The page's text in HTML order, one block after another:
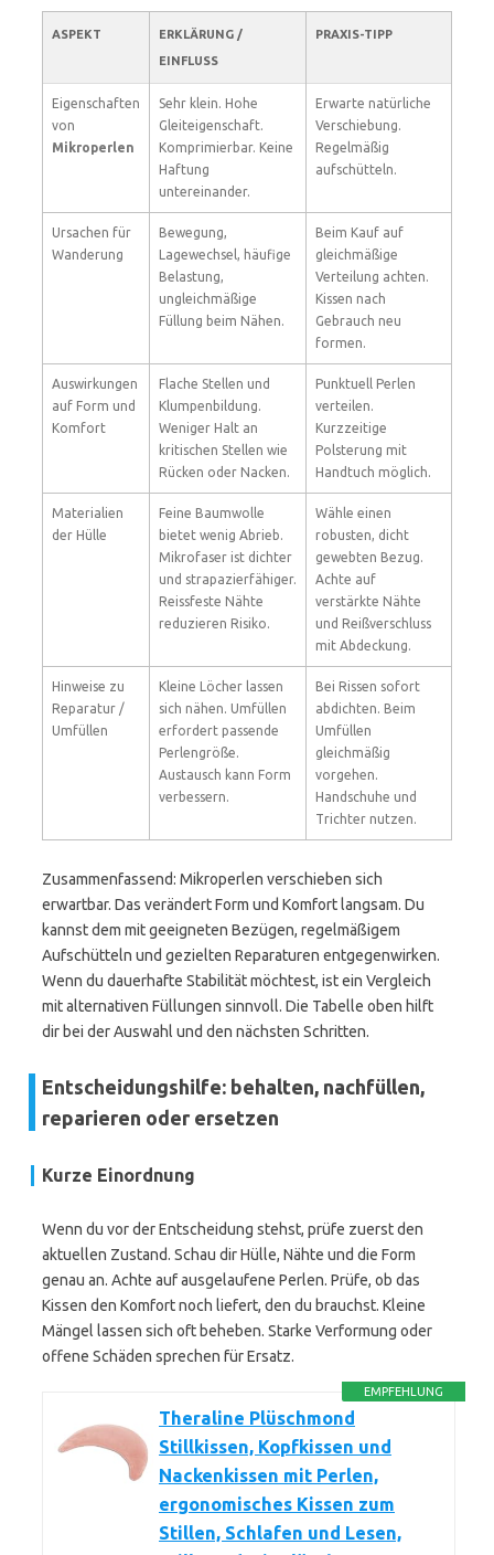
ASPEKT
ERKLÄRUNG /
EINFLUSS
PRAXIS-TIPP
Eigenschaften
von
Mikroperlen
Sehr klein. Hohe
Gleiteigenschaft.
Komprimierbar. Keine
Haftung
untereinander.
Erwarte natürliche
Verschiebung.
Regelmäßig
aufschütteln.
Ursachen für
Wanderung
Bewegung,
Lagewechsel, häufige
Belastung,
ungleichmäßige
Füllung beim Nähen.
Beim Kauf auf
gleichmäßige
Verteilung achten.
Kissen nach
Gebrauch neu
formen.
Auswirkungen
auf Form und
Komfort
Flache Stellen und
Klumpenbildung.
Weniger Halt an
kritischen Stellen wie
Rücken oder Nacken.
Punktuell Perlen
verteilen.
Kurzzeitige
Polsterung mit
Handtuch möglich.
Materialien
der Hülle
Feine Baumwolle
bietet wenig Abrieb.
Mikrofaser ist dichter
und strapazierfähiger.
Reissfeste Nähte
reduzieren Risiko.
Wähle einen
robusten, dicht
gewebten Bezug.
Achte auf
verstärkte Nähte
und Reißverschluss
mit Abdeckung.
Hinweise zu
Reparatur /
Umfüllen
Kleine Löcher lassen
sich nähen. Umfüllen
erfordert passende
Perlengröße.
Austausch kann Form
verbessern.
Bei Rissen sofort
abdichten. Beim
Umfüllen
gleichmäßig
vorgehen.
Handschuhe und
Trichter nutzen.
Zusammenfassend: Mikroperlen verschieben sich
erwartbar. Das verändert Form und Komfort langsam. Du
kannst dem mit geeigneten Bezügen, regelmäßigem
Aufschütteln und gezielten Reparaturen entgegenwirken.
Wenn du dauerhafte Stabilität möchtest, ist ein Vergleich
mit alternativen Füllungen sinnvoll. Die Tabelle oben hilft
dir bei der Auswahl und den nächsten Schritten.
Entscheidungshilfe: behalten, nachfüllen,
reparieren oder ersetzen
Kurze Einordnung
Wenn du vor der Entscheidung stehst, prüfe zuerst den
aktuellen Zustand. Schau dir Hülle, Nähte und die Form
genau an. Achte auf ausgelaufene Perlen. Prüfe, ob das
Kissen den Komfort noch liefert, den du brauchst. Kleine
Mängel lassen sich oft beheben. Starke Verformung oder
offene Schäden sprechen für Ersatz.
EMPFEHLUNG
Theraline Plüschmond
Stillkissen, Kopfkissen und
Nackenkissen mit Perlen,
ergonomisches Kissen zum
Stillen, Schlafen und Lesen,